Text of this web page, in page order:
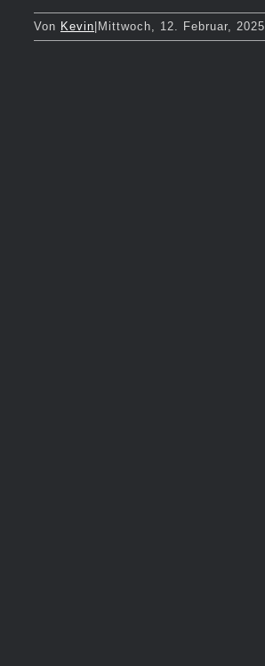
Von Kevin Mittwoch, 12. Februar, 2025